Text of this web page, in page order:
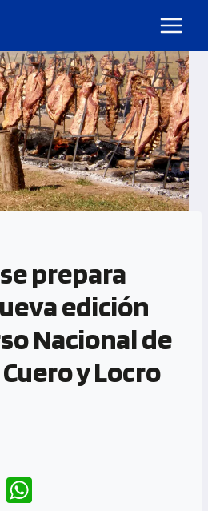
prepara
edición
Nacional de
y Locro
Te